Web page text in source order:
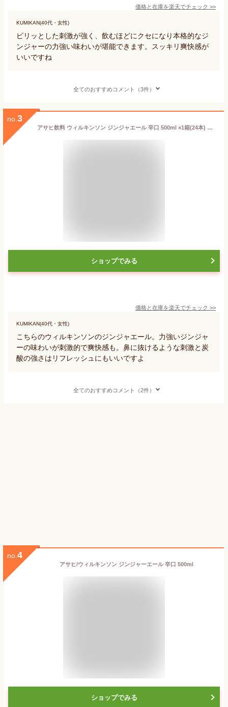
価格と在庫を楽天でチェック >>
KUMIKAN(40代・女性)
ピリッとした刺激が強く、飲むほどにクセになり本格的なジ
ンジャーの力強い味わいが堪能できます。スッキリ爽快感が
いいですね
全てのおすすめコメント（3件）
no. 3
アサヒ飲料 ウィルキンソン ジンジャエール 辛口 500ml ×1箱(24本) 【ジンジャーエール 炭酸 ウイルキンソン】
ショップでみる
価格と在庫を楽天でチェック >>
KUMIKAN(40代・女性)
こちらのウィルキンソンのジンジャエール。力強いジンジャ
ーの味わいが刺激的で爽快感も。鼻に抜けるような刺激と炭
酸の強さはリフレッシュにもいいですよ
全てのおすすめコメント（2件）
no. 4
アサヒ/ウィルキンソン ジンジャーエール 辛口 500ml
ショップでみる